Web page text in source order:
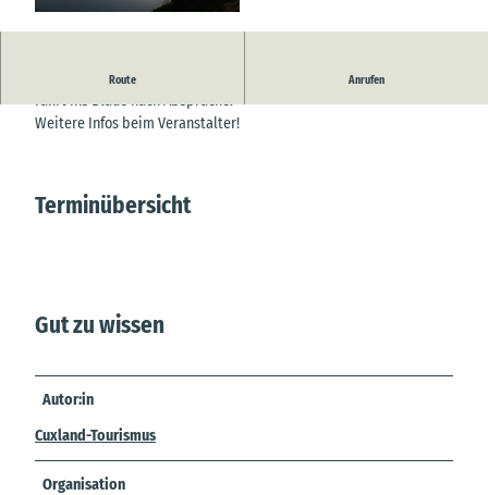
Route Anrufen
Absegeln bzw. Abmotoren.
Fahrt ins Blaue nach Absprache.
Weitere Infos beim Veranstalter!
Terminübersicht
Gut zu wissen
Autor:in
Cuxland-Tourismus
Organisation